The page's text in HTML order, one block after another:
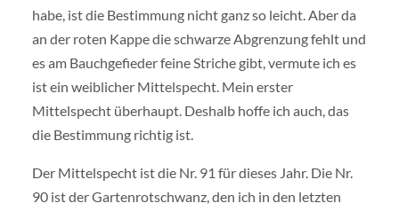
habe, ist die Bestimmung nicht ganz so leicht. Aber da
an der roten Kappe die schwarze Abgrenzung fehlt und
es am Bauchgefieder feine Striche gibt, vermute ich es
ist ein weiblicher Mittelspecht. Mein erster
Mittelspecht überhaupt. Deshalb hoffe ich auch, das
die Bestimmung richtig ist.
Der Mittelspecht ist die Nr. 91 für dieses Jahr. Die Nr.
90 ist der Gartenrotschwanz, den ich in den letzten